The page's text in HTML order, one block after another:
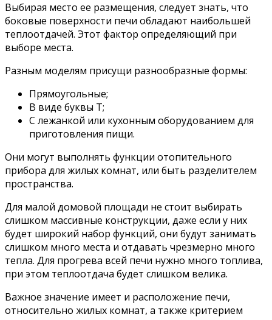
Выбирая место ее размещения, следует знать, что
боковые поверхности печи обладают наибольшей
теплоотдачей. Этот фактор определяющий при
выборе места.
Разным моделям присущи разнообразные формы:
Прямоугольные;
В виде буквы Т;
С лежанкой или кухонным оборудованием для
приготовления пищи.
Они могут выполнять функции отопительного
прибора для жилых комнат, или быть разделителем
пространства.
Для малой домовой площади не стоит выбирать
слишком массивные конструкции, даже если у них
будет широкий набор функций, они будут занимать
слишком много места и отдавать чрезмерно много
тепла. Для прогрева всей печи нужно много топлива,
при этом теплоотдача будет слишком велика.
Важное значение имеет и расположение печи,
относительно жилых комнат, а также критерием